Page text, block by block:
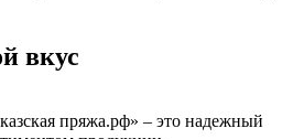
вкус
пряжа.рф» – это надежный